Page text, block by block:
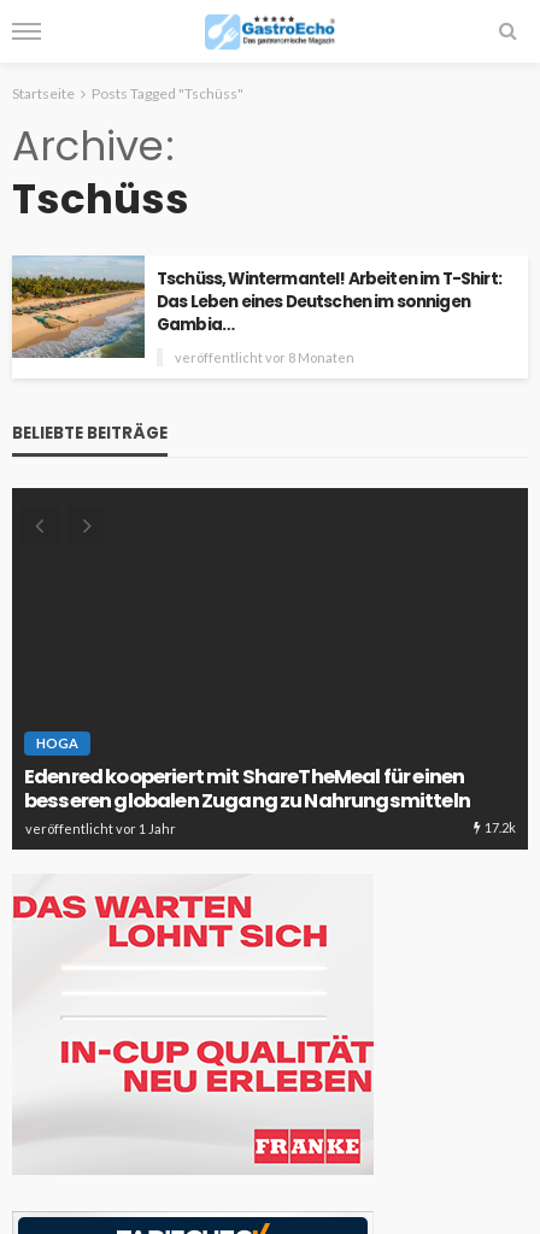
Startseite Posts Tagged "Tschüss"
Archive
Tschüss
Tschüss, Wintermantel! Arbeiten im T-Shirt:
Das Leben eines Deutschen im sonnigen
Gambia…
veröffentlicht vor 8 Monaten
BELIEBTE BEITRÄGE
HOGA
Edenred kooperiert mit ShareTheMeal für einen
besseren globalen Zugang zu Nahrungsmitteln
veröffentlicht vor 1 Jahr 17.2k